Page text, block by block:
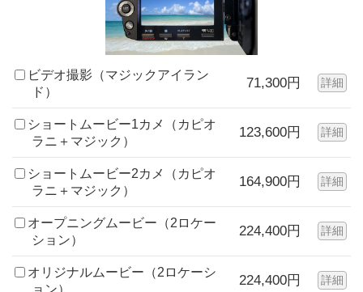
ビデオ撮影（マジックアイラン
ド）
71,300円 詳細
ショートムービー1カメ（カピオ
ラニ＋マジック）
123,600円 詳細
ショートムービー2カメ（カピオ
ラニ＋マジック）
164,900円 詳細
オープニングムービー（2ロケー
ション）
224,400円 詳細
オリジナルムービー（2ロケーシ
224,400円 詳細